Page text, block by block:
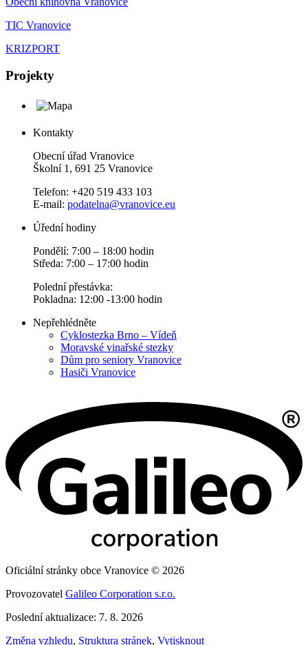
TIC Vranovice
KRIZPORT
Projekty
Kontakty
Obecní úřad Vranovice
Školní 1, 691 25 Vranovice
Telefon: +420 519 433 103
E-mail: podatelna@vranovice.eu
Úřední hodiny
Pondělí: 7:00 – 18:00 hodin
Středa: 7:00 – 17:00 hodin
Polední přestávka:
Pokladna: 12:00 -13:00 hodin
Nepřehlédněte
Cyklostezka Brno – Vídeň
Moravské vinařské stezky
Dům pro seniory Vranovice
Hasiči Vranovice
Oficiální stránky obce Vranovice © 2026
Provozovatel Galileo Corporation s.r.o.
Poslední aktualizace: 7. 8. 2026
Změna vzhledu, Struktura stránek, Vytisknout